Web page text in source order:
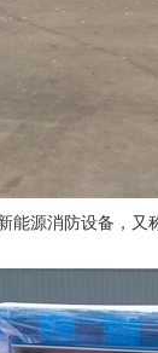
能源消防设备，